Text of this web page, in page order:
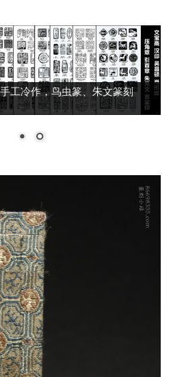
工冷作，鸟虫篆、朱文篆刻